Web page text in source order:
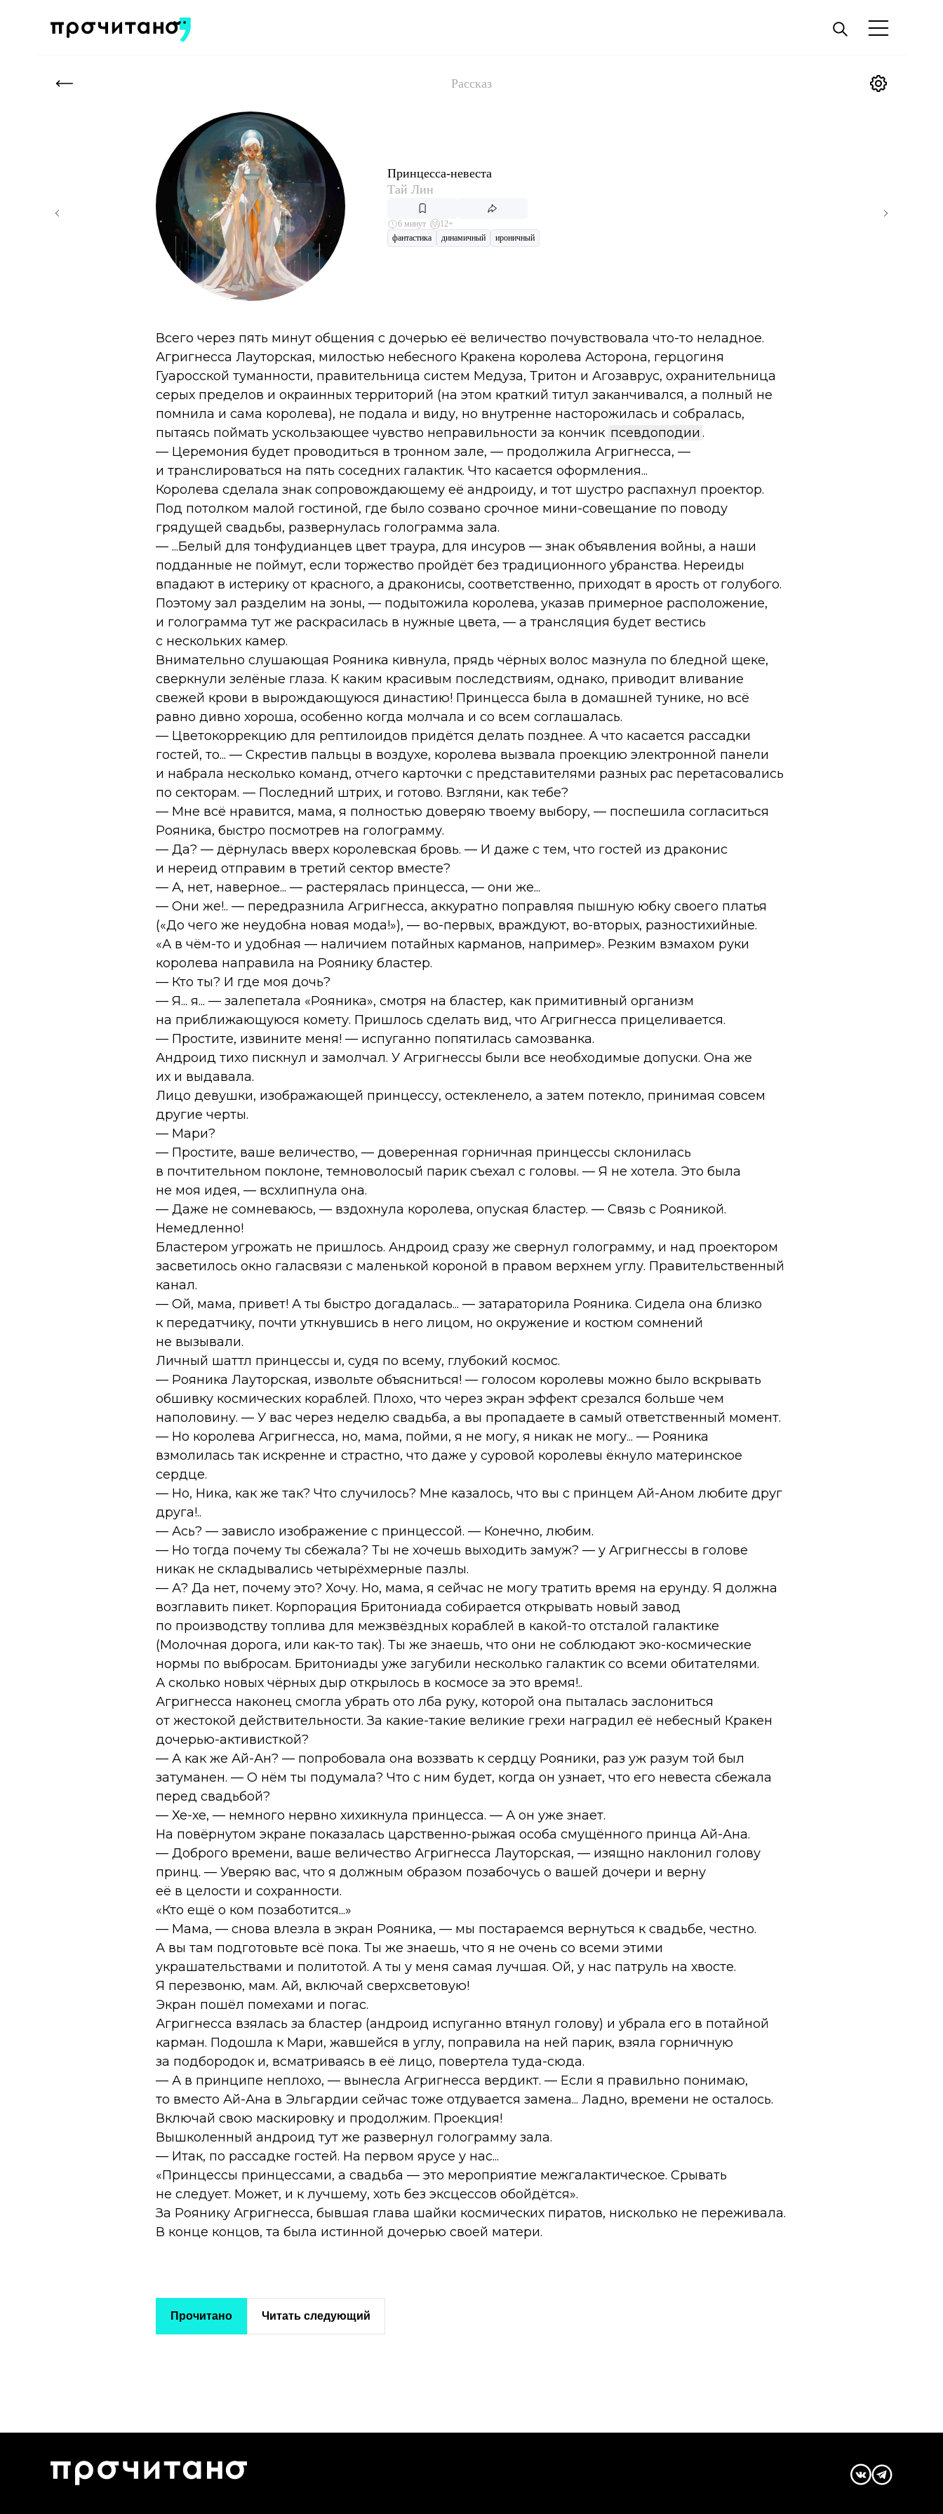
Рассказ
Принцесса-невеста
Тай Лин
6 минут
12+
фантастика
динамичный ироничный
Всего через пять минут общения с дочерью её величество почувствовала что-то неладное.
Агригнесса Лауторская, милостью небесного Кракена королева Асторона, герцогиня
Гуаросской туманности, правительница систем Медуза, Тритон и Агозаврус, охранительница
серых пределов и окраинных территорий (на этом краткий титул заканчивался, а полный не
помнила и сама королева), не подала и виду, но внутренне насторожилась и собралась,
пытаясь поймать ускользающее чувство неправильности за кончик псевдоподии .
— Церемония будет проводиться в тронном зале, — продолжила Агригнесса, —
и транслироваться на пять соседних галактик. Что касается оформления...
Королева сделала знак сопровождающему её андроиду, и тот шустро распахнул проектор.
Под потолком малой гостиной, где было созвано срочное мини-совещание по поводу
грядущей свадьбы, развернулась голограмма зала.
— ...Белый для тонфудианцев цвет траура, для инсуров — знак объявления войны, а наши
подданные не поймут, если торжество пройдёт без традиционного убранства. Нереиды
впадают в истерику от красного, а драконисы, соответственно, приходят в ярость от голубого.
Поэтому зал разделим на зоны, — подытожила королева, указав примерное расположение,
и голограмма тут же раскрасилась в нужные цвета, — а трансляция будет вестись
с нескольких камер.
Внимательно слушающая Рояника кивнула, прядь чёрных волос мазнула по бледной щеке,
сверкнули зелёные глаза. К каким красивым последствиям, однако, приводит вливание
свежей крови в вырождающуюся династию! Принцесса была в домашней тунике, но всё
равно дивно хороша, особенно когда молчала и со всем соглашалась.
— Цветокоррекцию для рептилоидов придётся делать позднее. А что касается рассадки
гостей, то... — Скрестив пальцы в воздухе, королева вызвала проекцию электронной панели
и набрала несколько команд, отчего карточки с представителями разных рас перетасовались
по секторам. — Последний штрих, и готово. Взгляни, как тебе?
— Мне всё нравится, мама, я полностью доверяю твоему выбору, — поспешила согласиться
Рояника, быстро посмотрев на голограмму.
— Да? — дёрнулась вверх королевская бровь. — И даже с тем, что гостей из драконис
и нереид отправим в третий сектор вместе?
— А, нет, наверное... — растерялась принцесса, — они же...
— Они же!.. — передразнила Агригнесса, аккуратно поправляя пышную юбку своего платья
(«До чего же неудобна новая мода!»), — во-первых, враждуют, во-вторых, разностихийные.
«А в чём-то и удобная — наличием потайных карманов, например». Резким взмахом руки
королева направила на Роянику бластер.
— Кто ты? И где моя дочь?
— Я... я... — залепетала «Рояника», смотря на бластер, как примитивный организм
на приближающуюся комету. Пришлось сделать вид, что Агригнесса прицеливается.
— Простите, извините меня! — испуганно попятилась самозванка.
Андроид тихо пискнул и замолчал. У Агригнессы были все необходимые допуски. Она же
их и выдавала.
Лицо девушки, изображающей принцессу, остекленело, а затем потекло, принимая совсем
другие черты.
— Мари?
— Простите, ваше величество, — доверенная горничная принцессы склонилась
в почтительном поклоне, темноволосый парик съехал с головы. — Я не хотела. Это была
не моя идея, — всхлипнула она.
— Даже не сомневаюсь, — вздохнула королева, опуская бластер. — Связь с Рояникой.
Немедленно!
Бластером угрожать не пришлось. Андроид сразу же свернул голограмму, и над проектором
засветилось окно галасвязи с маленькой короной в правом верхнем углу. Правительственный
канал.
— Ой, мама, привет! А ты быстро догадалась... — затараторила Рояника. Сидела она близко
к передатчику, почти уткнувшись в него лицом, но окружение и костюм сомнений
не вызывали.
Личный шаттл принцессы и, судя по всему, глубокий космос.
— Рояника Лауторская, извольте объясниться! — голосом королевы можно было вскрывать
обшивку космических кораблей. Плохо, что через экран эффект срезался больше чем
наполовину. — У вас через неделю свадьба, а вы пропадаете в самый ответственный момент.
— Но королева Агригнесса, но, мама, пойми, я не могу, я никак не могу... — Рояника
взмолилась так искренне и страстно, что даже у суровой королевы ёкнуло материнское
сердце.
— Но, Ника, как же так? Что случилось? Мне казалось, что вы с принцем Ай-Аном любите друг
друга!..
— Ась? — зависло изображение с принцессой. — Конечно, любим.
— Но тогда почему ты сбежала? Ты не хочешь выходить замуж? — у Агригнессы в голове
никак не складывались четырёхмерные пазлы.
— А? Да нет, почему это? Хочу. Но, мама, я сейчас не могу тратить время на ерунду. Я должна
возглавить пикет. Корпорация Бритониада собирается открывать новый завод
по производству топлива для межзвёздных кораблей в какой-то отсталой галактике
(Молочная дорога, или как-то так). Ты же знаешь, что они не соблюдают эко-космические
нормы по выбросам. Бритониады уже загубили несколько галактик со всеми обитателями.
А сколько новых чёрных дыр открылось в космосе за это время!..
Агригнесса наконец смогла убрать ото лба руку, которой она пыталась заслониться
от жестокой действительности. За какие-такие великие грехи наградил её небесный Кракен
дочерью-активисткой?
— А как же Ай-Ан? — попробовала она воззвать к сердцу Рояники, раз уж разум той был
затуманен. — О нём ты подумала? Что с ним будет, когда он узнает, что его невеста сбежала
перед свадьбой?
— Хе-хе, — немного нервно хихикнула принцесса. — А он уже знает.
На повёрнутом экране показалась царственно-рыжая особа смущённого принца Ай-Ана.
— Доброго времени, ваше величество Агригнесса Лауторская, — изящно наклонил голову
принц. — Уверяю вас, что я должным образом позабочусь о вашей дочери и верну
её в целости и сохранности.
«Кто ещё о ком позаботится...»
— Мама, — снова влезла в экран Рояника, — мы постараемся вернуться к свадьбе, честно.
А вы там подготовьте всё пока. Ты же знаешь, что я не очень со всеми этими
украшательствами и политотой. А ты у меня самая лучшая. Ой, у нас патруль на хвосте.
Я перезвоню, мам. Ай, включай сверхсветовую!
Экран пошёл помехами и погас.
Агригнесса взялась за бластер (андроид испуганно втянул голову) и убрала его в потайной
карман. Подошла к Мари, жавшейся в углу, поправила на ней парик, взяла горничную
за подбородок и, всматриваясь в её лицо, повертела туда-сюда.
— А в принципе неплохо, — вынесла Агригнесса вердикт. — Если я правильно понимаю,
то вместо Ай-Ана в Эльгардии сейчас тоже отдувается замена... Ладно, времени не осталось.
Включай свою маскировку и продолжим. Проекция!
Вышколенный андроид тут же развернул голограмму зала.
— Итак, по рассадке гостей. На первом ярусе у нас...
«Принцессы принцессами, а свадьба — это мероприятие межгалактическое. Срывать
не следует. Может, и к лучшему, хоть без эксцессов обойдётся».
За Роянику Агригнесса, бывшая глава шайки космических пиратов, нисколько не переживала.
В конце концов, та была истинной дочерью своей матери.
Прочитано Читать следующий